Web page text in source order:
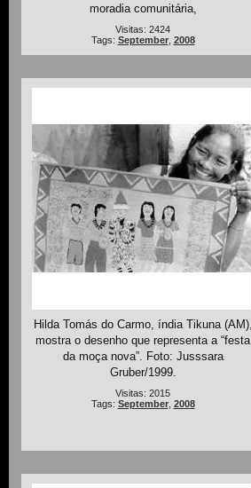
moradia comunitária,
Visitas: 2424
Tags: September, 2008
Hilda Tomás do Carmo, índia Tikuna (AM),
mostra o desenho que representa a “festa
da moça nova”. Foto: Jusssara
Gruber/1999.
Visitas: 2015
Tags: September, 2008